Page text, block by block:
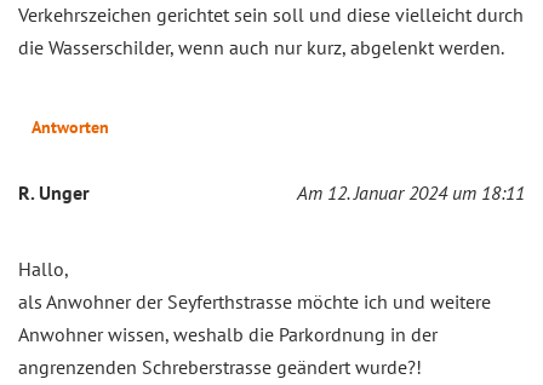
Verkehrszeichen gerichtet sein soll und diese vielleicht durch
die Wasserschilder, wenn auch nur kurz, abgelenkt werden.
Antworten
R. Unger Am 12. Januar 2024 um 18:11
Hallo,
als Anwohner der Seyferthstrasse möchte ich und weitere
Anwohner wissen, weshalb die Parkordnung in der
angrenzenden Schreberstrasse geändert wurde?!